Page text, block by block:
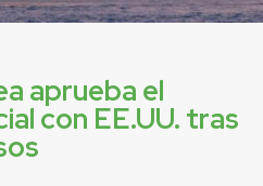
aprueba el
con EE.UU. tras